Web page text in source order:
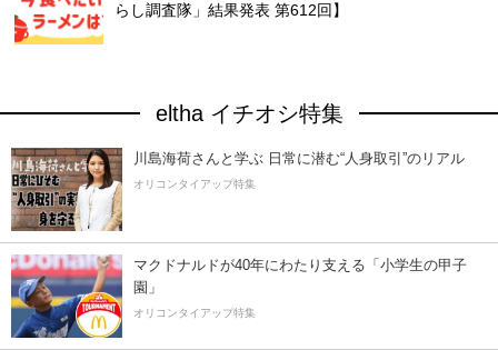
らし調査隊」結果発表 第612回】
eltha イチオシ特集
川島海荷さんと学ぶ 日常に潜む“人身取引”のリアル
オリコンタイアップ特集
マクドナルドが40年にわたり支える「小学生の甲子
園」
オリコンタイアップ特集